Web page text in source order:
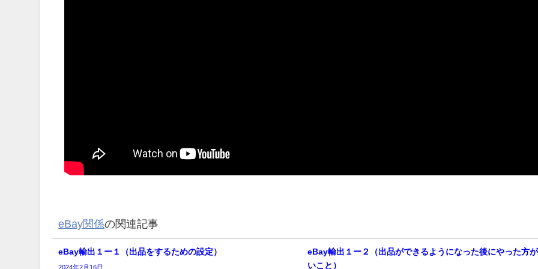
eBay関係の関連記事
eBay輸出１ー１（出品をするための設定）
2024年2月16日
eBay輸出１ー２（出品ができるようになった後にやった方
いこと）